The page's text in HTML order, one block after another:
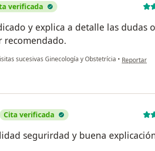
verificada
y explica a detalle las dudas o
recomendado.
sucesivas Ginecología y Obstetrícia • en opinión
Reportar
Cita verificada
segurirdad y buena